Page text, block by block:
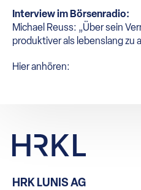
Interview im Börsenradio:
Michael Reuss: „Über sein
produktiver als lebenslang zu
Hier anhören:
HRK LUNIS AG